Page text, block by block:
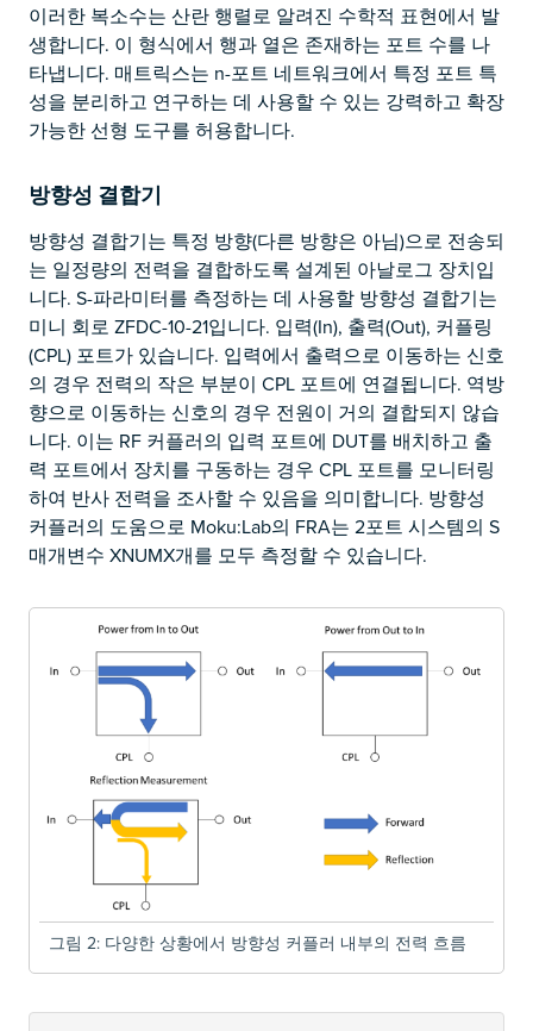
이러한 복소수는 산란 행렬로 알려진 수학적 표현에서 발
생합니다. 이 형식에서 행과 열은 존재하는 포트 수를 나
타냅니다. 매트릭스는 n-포트 네트워크에서 특정 포트 특
성을 분리하고 연구하는 데 사용할 수 있는 강력하고 확장
가능한 선형 도구를 허용합니다.
방향성 결합기
방향성 결합기는 특정 방향(다른 방향은 아님)으로 전송되
는 일정량의 전력을 결합하도록 설계된 아날로그 장치입
니다. S-파라미터를 측정하는 데 사용할 방향성 결합기는
미니 회로 ZFDC-10-21입니다. 입력(In), 출력(Out), 커플링
(CPL) 포트가 있습니다. 입력에서 출력으로 이동하는 신호
의 경우 전력의 작은 부분이 CPL 포트에 연결됩니다. 역방
향으로 이동하는 신호의 경우 전원이 거의 결합되지 않습
니다. 이는 RF 커플러의 입력 포트에 DUT를 배치하고 출
력 포트에서 장치를 구동하는 경우 CPL 포트를 모니터링
하여 반사 전력을 조사할 수 있음을 의미합니다. 방향성
커플러의 도움으로 Moku:Lab의 FRA는 2포트 시스템의 S
매개변수 XNUMX개를 모두 측정할 수 있습니다.
그림 2: 다양한 상황에서 방향성 커플러 내부의 전력 흐름